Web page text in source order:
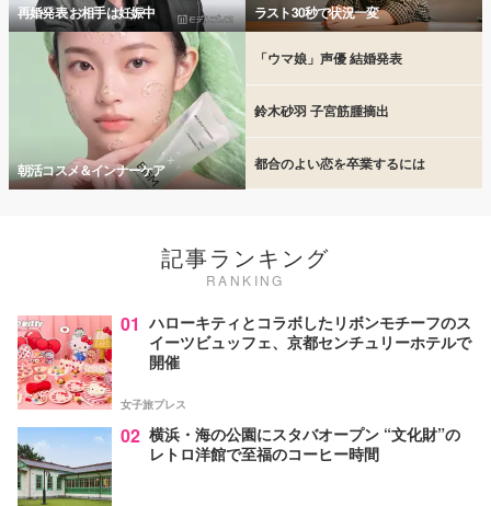
再婚発表 お相手は妊娠中 ラスト30秒で状況一変
朝活コスメ＆インナーケア
「ウマ娘」声優 結婚発表
鈴木砂羽 子宮筋腫摘出
都合のよい恋を卒業するには
記事ランキング
RANKING
01 ハローキティとコラボしたリボンモチーフのス
イーツビュッフェ、京都センチュリーホテルで
開催
女子旅プレス
02 横浜・海の公園にスタバオープン “文化財”の
レトロ洋館で至福のコーヒー時間